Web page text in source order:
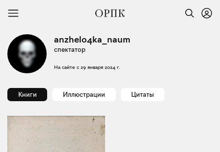
anzhelo4ka_naum
спектатор
На сайте с 29 января 2024 г.
Книги Иллюстрации Цитаты